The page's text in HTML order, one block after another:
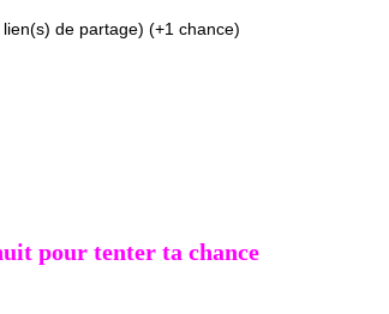
de partage) (+1 chance)
pour tenter ta chance